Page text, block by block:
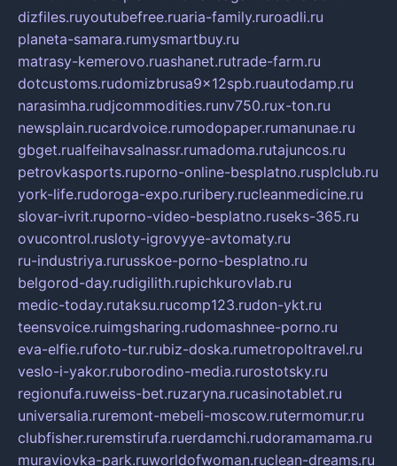
dizfiles.ruyoutubefree.ruaria-family.ruroadli.ru
planeta-samara.rumysmartbuy.ru
matrasy-kemerovo.ruashanet.rutrade-farm.ru
dotcustoms.rudomizbrusa9x12spb.ruautodamp.ru
narasimha.rudjcommodities.runv750.rux-ton.ru
newsplain.rucardvoice.rumodopaper.rumanunae.ru
gbget.rualfeihavsalnassr.rumadoma.rutajuncos.ru
petrovkasports.ruporno-online-besplatno.rusplclub.ru
york-life.rudoroga-expo.ruribery.rucleanmedicine.ru
slovar-ivrit.ruporno-video-besplatno.ruseks-365.ru
ovucontrol.rusloty-igrovyye-avtomaty.ru
ru-industriya.rurusskoe-porno-besplatno.ru
belgorod-day.rudigilith.rupichkurovlab.ru
medic-today.rutaksu.rucomp123.rudon-ykt.ru
teensvoice.ruimgsharing.rudomashnee-porno.ru
eva-elfie.rufoto-tur.rubiz-doska.rumetropoltravel.ru
veslo-i-yakor.ruborodino-media.rurostotsky.ru
regionufa.ruweiss-bet.ruzaryna.rucasinotablet.ru
universalia.ruremont-mebeli-moscow.rutermomur.ru
clubfisher.ruremstirufa.ruerdamchi.rudoramamama.ru
muraviovka-park.ruworldofwoman.ruclean-dreams.ru